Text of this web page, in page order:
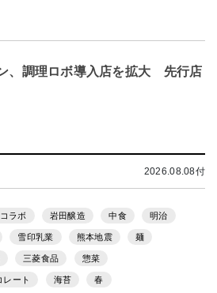
、調理ロボ導入店を拡大 先行店
2026.08.08付
コラボ 岩田醸造 中食 明治
雪印乳業 熊本地震 麺
三菱食品 惣菜
レート 海苔 春